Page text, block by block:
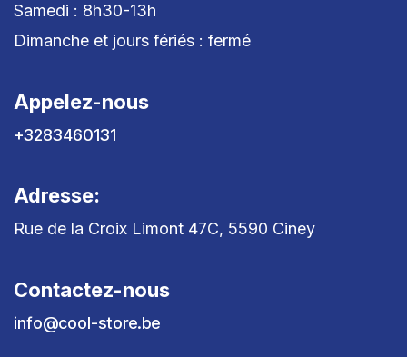
Samedi : 8h30-13h
Dimanche et jours fériés : fermé
Appelez-nous
+3283460131
Adresse:
Rue de la Croix Limont 47C, 5590 Ciney
Contactez-nous
info@cool-store.be